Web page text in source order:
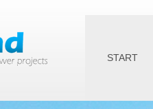
START